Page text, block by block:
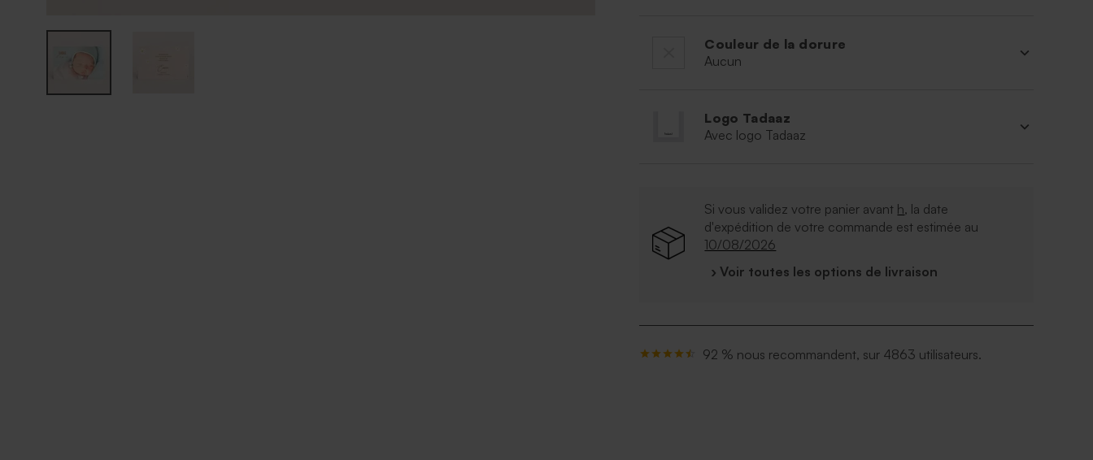
Couleur de la dorure
Aucun
Logo Tadaaz
Avec logo Tadaaz
Si vous validez votre panier avant h, la date
d'expédition de votre commande est estimée au
10/08/2026
› Voir toutes les options de livraison
92 % nous recommandent, sur 4863 utilisateurs.